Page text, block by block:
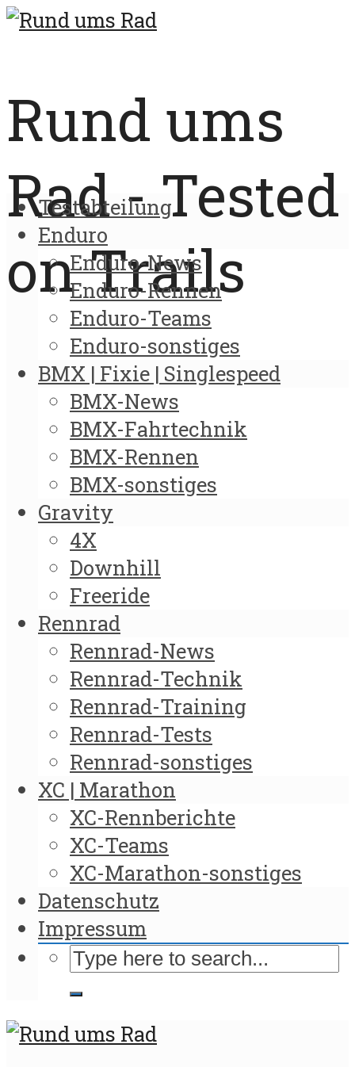
Rund ums
Rad - Tested
on Trails
Testabteilung
Enduro
Enduro-News
Enduro-Rennen
Enduro-Teams
Enduro-sonstiges
BMX | Fixie | Singlespeed
BMX-News
BMX-Fahrtechnik
BMX-Rennen
BMX-sonstiges
Gravity
4X
Downhill
Freeride
Rennrad
Rennrad-News
Rennrad-Technik
Rennrad-Training
Rennrad-Tests
Rennrad-sonstiges
XC | Marathon
XC-Rennberichte
XC-Teams
XC-Marathon-sonstiges
Datenschutz
Impressum